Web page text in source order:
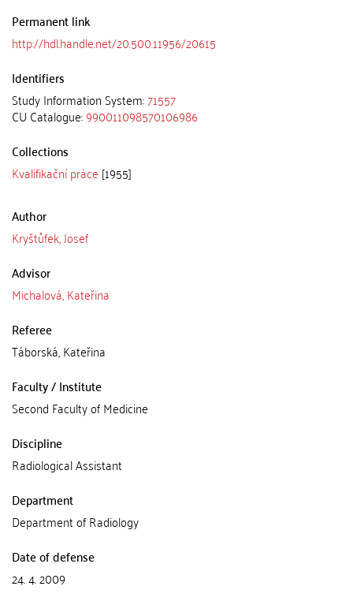
Permanent link
http://hdl.handle.net/20.500.11956/20615
Identifiers
Study Information System:71557
CU Catalogue:990011098570106986
Collections
Kvalifikační práce [1955]
Author
Kryštůfek, Josef
Advisor
Michalová, Kateřina
Referee
Táborská, Kateřina
Faculty / Institute
Second Faculty of Medicine
Discipline
Radiological Assistant
Department
Department of Radiology
Date of defense
24. 4. 2009